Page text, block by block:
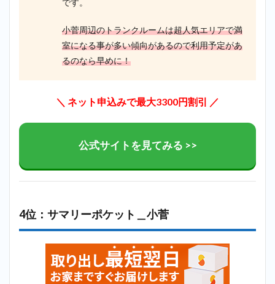
小菅周辺のトランクルームは超人気エリアで満
室になる事が多い傾向があるので利用予定があ
るのなら早めに！
＼ ネット申込みで最大3300円割引 ／
公式サイトを見てみる >>
4位：サマリーポケット＿小菅